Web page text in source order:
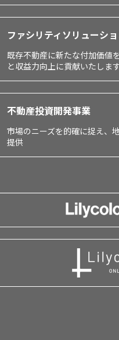
ファシリティソリューシ
既存不動産に新たな付加価値
と収益力向上に貢献いたします
不動産投資開発事業
市場のニーズを的確に捉え、
提供